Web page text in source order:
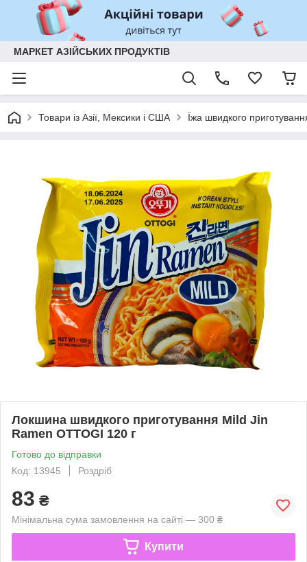
МАРКЕТ АЗІЙСЬКИХ ПРОДУКТІВ
Товари із Азії, Мексики і США Їжа швидкого
Локшина швидкого приготування Mild Jin
Ramen OTTOGI 120 г
Готово до відправки
Код: 13945
Роздріб
83 ₴
Мінімальна сума замовлення на сайті — 300 ₴
Купити